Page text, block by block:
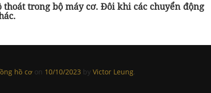
trong bộ máy cơ. Đôi khi các chuyển động
hồ cơ on 10/10/2023 by Victor Leung.